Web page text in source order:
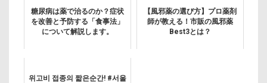
糖尿病は薬で治るのか？症状
を改善と予防する「食事法」
について解説します。
【風邪薬の選び方】プロ薬剤
師が教える！市販の風邪薬
Best3とは？
위고비 접종의 짧은순간! #서울